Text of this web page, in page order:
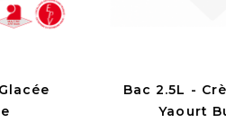
Bac 2.5L -
Yaourt